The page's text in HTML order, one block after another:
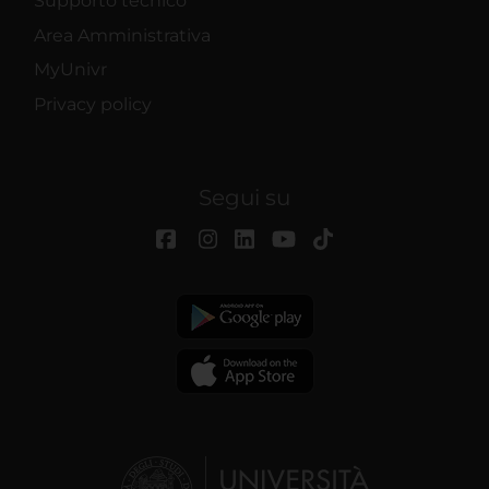
Area Amministrativa
MyUnivr
Privacy policy
Segui su